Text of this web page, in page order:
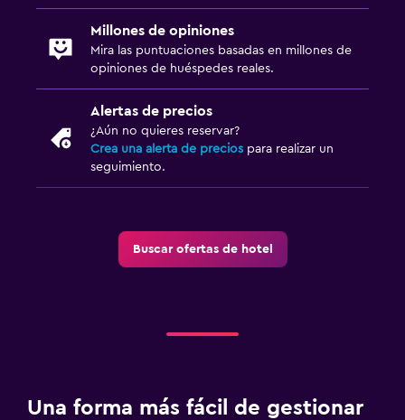
Millones de opiniones
Mira las puntuaciones basadas en millones de
opiniones de huéspedes reales.
Alertas de precios
¿Aún no quieres reservar?
Crea una alerta de precios para realizar un
seguimiento.
Buscar ofertas de hotel
Una forma más fácil de gestionar